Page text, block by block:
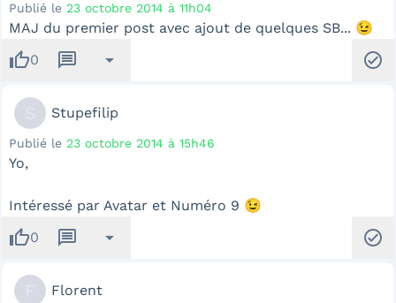
Publié le 23 octobre 2014 à 11h04
MAJ du premier post avec ajout de quelques SB... 😉
thumb_up0 message arrow_drop_down check_circle
Stupefilip
Publié le 23 octobre 2014 à 15h46
Yo,
Intéressé par Avatar et Numéro 9 😉
thumb_up0 message arrow_drop_down check_circle
Florent